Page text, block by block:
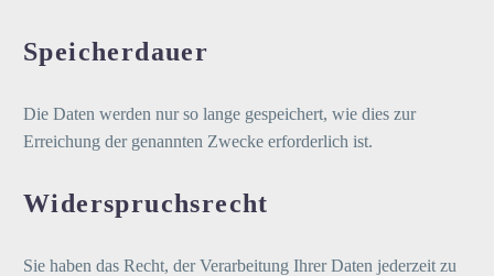
Speicherdauer
Die Daten werden nur so lange gespeichert, wie dies zur
Erreichung der genannten Zwecke erforderlich ist.
Widerspruchsrecht
Sie haben das Recht, der Verarbeitung Ihrer Daten jederzeit zu